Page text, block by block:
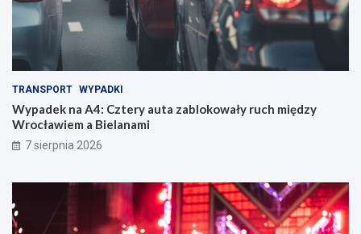
TRANSPORT WYPADKI
Wypadek na A4: Cztery auta zablokowały ruch między
Wrocławiem a Bielanami
7 sierpnia 2026